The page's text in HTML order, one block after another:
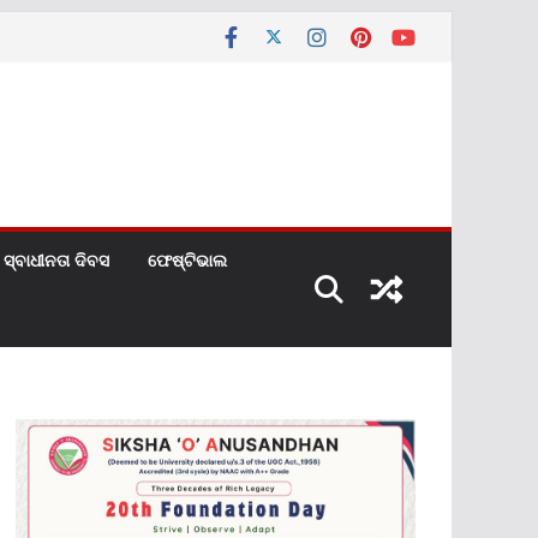
ସ୍ବାଧୀନତା ଦିବସ ଫେଷ୍ଟିଭାଲ